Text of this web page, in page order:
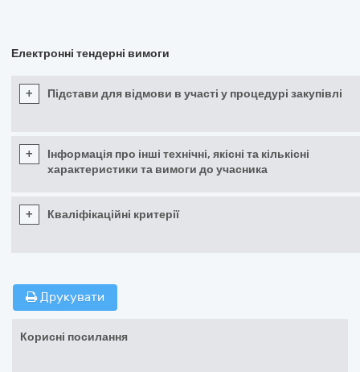
Електронні тендерні вимоги
+ Підстави для відмови в участі у процедурі закупівлі
+
Інформація про інші технічні, якісні та кількісні
характеристики та вимоги до учасника
+ Кваліфікаційні критерії
Друкувати
Корисні посилання